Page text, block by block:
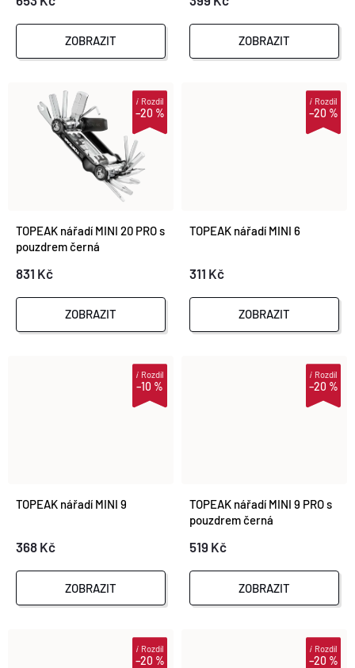
P
R
T
Ů
P
R
K
T
Ů
ZOBRAZIT ZOBRAZIT
–20 %
iRozdíl
TOPEAK nářadí MINI 20 PRO s
pouzdrem černá
831 Kč
ZOBRAZIT
–20 %
iRozdíl
TOPEAK nářadí MINI 6
311 Kč
ZOBRAZIT
–10 %
iRozdíl
TOPEAK nářadí MINI 9
368 Kč
ZOBRAZIT
–20 %
iRozdíl
TOPEAK nářadí MINI 9 PRO s
pouzdrem černá
519 Kč
ZOBRAZIT
–20 %
iRozdíl
–20 %
iRozdíl